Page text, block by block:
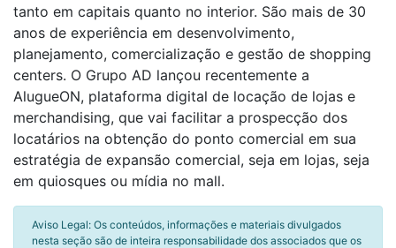
tanto em capitais quanto no interior. São mais de 30
anos de experiência em desenvolvimento,
planejamento, comercialização e gestão de shopping
centers. O Grupo AD lançou recentemente a
AlugueON, plataforma digital de locação de lojas e
merchandising, que vai facilitar a prospecção dos
locatários na obtenção do ponto comercial em sua
estratégia de expansão comercial, seja em lojas, seja
em quiosques ou mídia no mall.
Aviso Legal: Os conteúdos, informações e materiais divulgados
nesta seção são de inteira responsabilidade dos associados que os